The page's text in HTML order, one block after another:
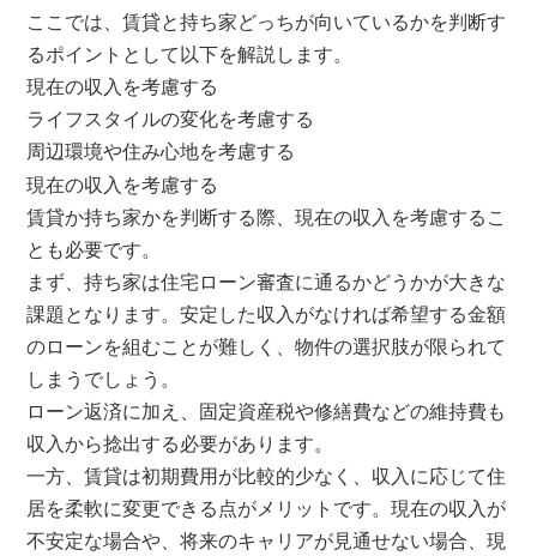
ここでは、賃貸と持ち家どっちが向いているかを判断す
るポイントとして以下を解説します。
現在の収入を考慮する
ライフスタイルの変化を考慮する
周辺環境や住み心地を考慮する
現在の収入を考慮する
賃貸か持ち家かを判断する際、現在の収入を考慮するこ
とも必要です。
まず、持ち家は住宅ローン審査に通るかどうかが大きな
課題となります。安定した収入がなければ希望する金額
のローンを組むことが難しく、物件の選択肢が限られて
しまうでしょう。
ローン返済に加え、固定資産税や修繕費などの維持費も
収入から捻出する必要があります。
一方、賃貸は初期費用が比較的少なく、収入に応じて住
居を柔軟に変更できる点がメリットです。現在の収入が
不安定な場合や、将来のキャリアが見通せない場合、現